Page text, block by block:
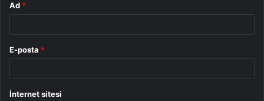
Ad *
E-posta *
İnternet sitesi